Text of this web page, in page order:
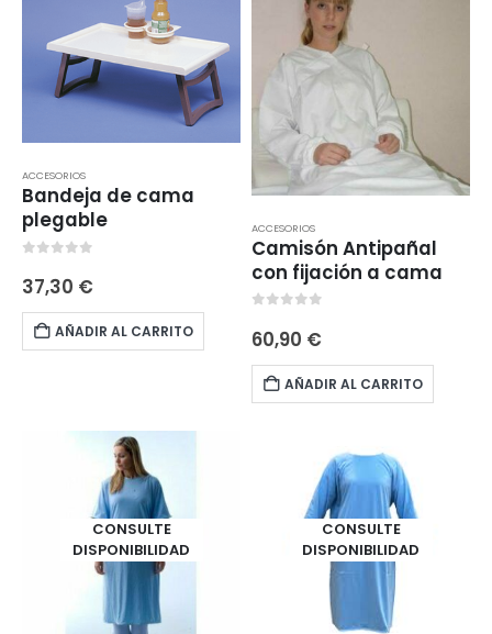
ACCESORIOS
Bandeja de cama
plegable
37,30 €
AÑADIR AL CARRITO
ACCESORIOS
Camisón Antipañal
con fijación a cama
60,90 €
AÑADIR AL CARRITO
CONSULTE
DISPONIBILIDAD
CONSULTE
DISPONIBILIDAD